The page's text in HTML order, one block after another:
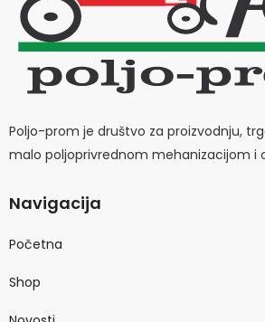
Poljo-prom je društvo za proizvodnju,
malo poljoprivrednom mehanizacijom i
Navigacija
Početna
Shop